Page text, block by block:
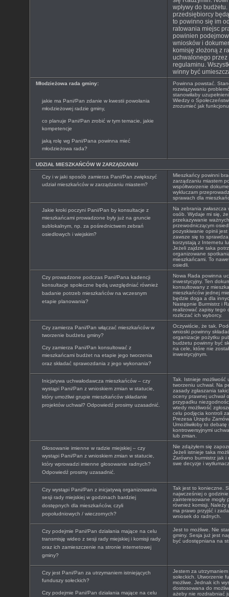
wpływy do
przedsiębiorcy
to powinno się im
ratowania miejsc
powinien
wniosków i
komisję złożoną z
uchwalonego
regulaminu.
winny być
Młodzieżowa rada gminy:
jakie ma Pani/Pan zdanie w kwestii powołania
młodzieżowej radzie gminy,
co planuje Pani/Pan zrobić w tym temacie, jakie
kompetencje
jaką rolę wg Pani/Pana powinna mieć
młodzieżowa rada?
Powinna powstać.
rozwiązywaniu
stanowiłaby
Wiedzy o
zrozumieć jak
UDZIAŁ MIESZKAŃCÓW W ZARZĄDZANIU
Czy i w jaki sposób zamierza Pani/Pan zwiększyć
udział mieszkańców w zarządzaniu miastem?
Mieszkańcy powinni
zarządzaniu miastem
współtworzenie
wykluczam
sprawach dla
Jakie kroki poczyni Pani/Pan by konsultacje z
mieszkańcami prowadzone były już na gruncie
sublokalnym, np. za pośrednictwem zebrań
osiedlowych i wiejskim?
Na zebrania
osób. Wydaje mi się,
przekazywanie
przewodniczącym
pozyskiwanie opinii
zawsze się to
korzystają z Internetu
Jeżeli zajdzie taka
organizowane
mieszkańcami. To
osiedli.
Czy prowadzone podczas Pani/Pana kadencji
konsultacje społeczne będą uwzględniać również
badanie potrzeb mieszkańców na wczesnym
etapie planowania?
Nowa Rada powinna
inwestycyjny. Ten
konsultowany z
mieszkańców jednej
będzie doga a dla
Następnie Burmistrz i
realizować zapisy tego
rozliczać ich wyborcy.
Czy zamierza Pani/Pan włączać mieszkańców w
tworzenie budżetu gminy?
Czy zamierza Pani/Pan konsultować z
mieszkańcami budżet na etapie jego tworzenia
oraz składać sprawozdania z jego wykonania?
Oczywiście, że tak.
wnioski powinny
organizacje pożytku
budżetu powinny być
na cele, które nie
inwestycyjnym.
Inicjatywa uchwałodawcza mieszkańców – czy
wystąpi Pani/Pan z wnioskiem zmian w statucie,
który umożliwi grupie mieszkańców składanie
projektów uchwał? Odpowiedź prosimy uzasadnić.
Tak. Istnieje możliwość
tworzeniu uchwał. Na
zasady zgłaszania
oceny prawnej uchwał
przypadku
wtedy możliwość
celu podjęcia kontroli
Prezesa Urzędu
Umożliwiłoby to
kontrowersyjnymi
lub zmian.
Głosowanie imienne w radzie miejskiej – czy
wystąpi Pani/Pan z wnioskiem zmian w statucie,
który wprowadzi imienne głosowanie radnych?
Odpowiedź prosimy uzasadnić.
Nie zdążyłem się
Jeżeli istnieje taka
Zarówno burmistrz jak
swe decyzje i
Czy wystąpi Pani/Pan z inicjatywą organizowania
sesji rady miejskiej w godzinach bardziej
dostępnych dla mieszkańców, czyli
popołudniowych / wieczornych?
Tak jest to konieczne.
najwcześniej o
zainteresowane mogły
również komisji.
ma prawo przyjść i
wniosek do radnych.
Czy podejmie Pani/Pan działania mające na celu
transmisję wideo z sesji rady miejskiej i komisji rady
oraz ich zamieszczenie na stronie internetowej
gminy?
Jest to możliwe. Nie
gminy. Sesja już jest
być udostępniana na
Czy jest Pani/Pan za utrzymaniem istniejących
funduszy sołeckich?
Czy podejmie Pani/Pan działania mające na celu
Jestem za
sołeckich. Utworzenie
możliwe. Jednak ich
dostosowana do
ażeby nie rozdrabniać